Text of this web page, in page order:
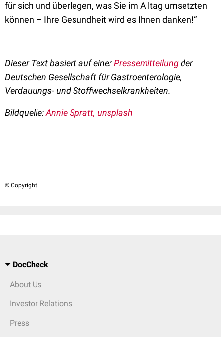
für sich und überlegen, was Sie im Alltag umsetzten
können – Ihre Gesundheit wird es Ihnen danken!“
Dieser Text basiert auf einerPressemitteilungder
Deutschen Gesellschaft für Gastroenterologie,
Verdauungs- und Stoffwechselkrankheiten.
Bildquelle:Annie Spratt, unsplash
© Copyright
DocCheck
About Us
Investor Relations
Press